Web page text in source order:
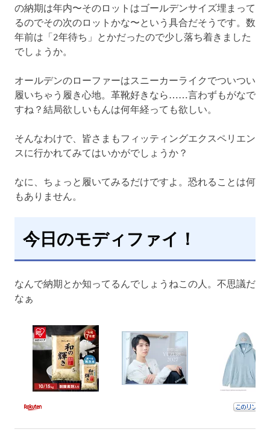
の納期は年内〜そのロットはゴールデンサイズ埋まって
るのでその次のロットかな〜という具合だそうです。数
年前は「2年待ち」とかだったので少し落ち着きました
でしょうか。
オールデンのローファーはスニーカーライクでついつい
履いちゃう履き心地。革靴好きなら……言わずもがなで
すね？結局欲しいもんは何年経っても欲しい。
そんなわけで、皆さまもフィッティングエクスペリエン
スに行かれてみてはいかがでしょうか？
なに、ちょっと履いてみるだけですよ。恐れることは何
もありません。
今日のモディファイ！
なんで納期とか知ってるんでしょうねこの人。不思議だ
なぁ